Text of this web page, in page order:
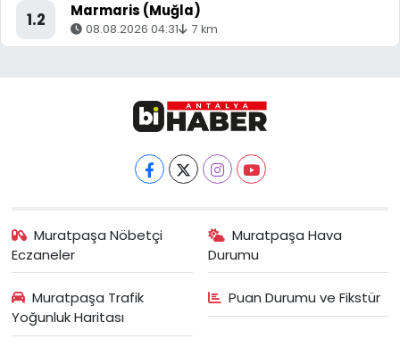
1.2 Marmaris (Muğla)
08.08.2026 04:31 7 km
Muratpaşa Nöbetçi
Eczaneler
Muratpaşa Hava
Durumu
Muratpaşa Trafik
Yoğunluk Haritası
Puan Durumu ve Fikstür